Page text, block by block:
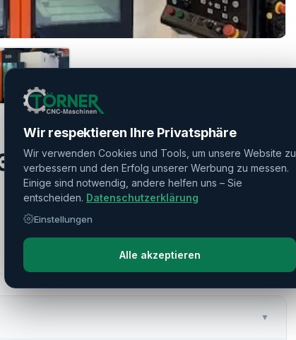
AL
▼
Wir respektieren Ihre Privatsphäre
Wir verwenden Cookies und Tools, um unsere Website zu
verbessern und den Erfolg unserer Werbung zu messen.
Einige sind notwendig, andere helfen uns – Sie
entscheiden. Datenschutzerklärung
Einstellungen
Alle akzeptieren